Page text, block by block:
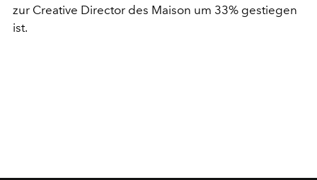
zur Creative Director des Maison um 33% gestiegen
ist.